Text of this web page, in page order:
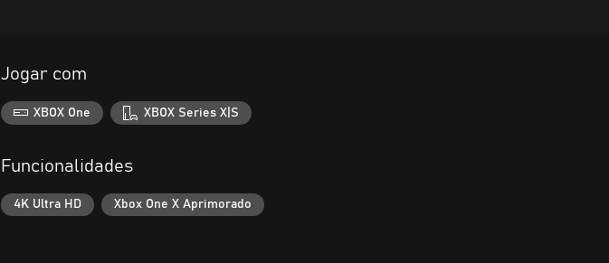
Jogar com
XBOX One XBOX Series X|S
Funcionalidades
4K Ultra HD Xbox One X Aprimorado